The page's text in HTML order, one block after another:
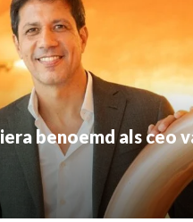
benoemd als ceo